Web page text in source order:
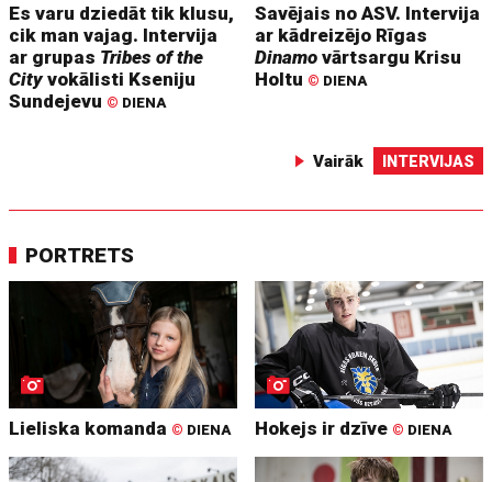
Es varu dziedāt tik klusu,
cik man vajag. Intervija
ar grupas Tribes of the
Cityvokālisti Kseniju
Sundejevu © DIENA
Savējais no ASV. Intervija
ar kādreizējo Rīgas
Dinamo vārtsargu Krisu
Holtu © DIENA
Vairāk INTERVIJAS
PORTRETS
Lieliska komanda © DIENA Hokejs ir dzīve © DIENA